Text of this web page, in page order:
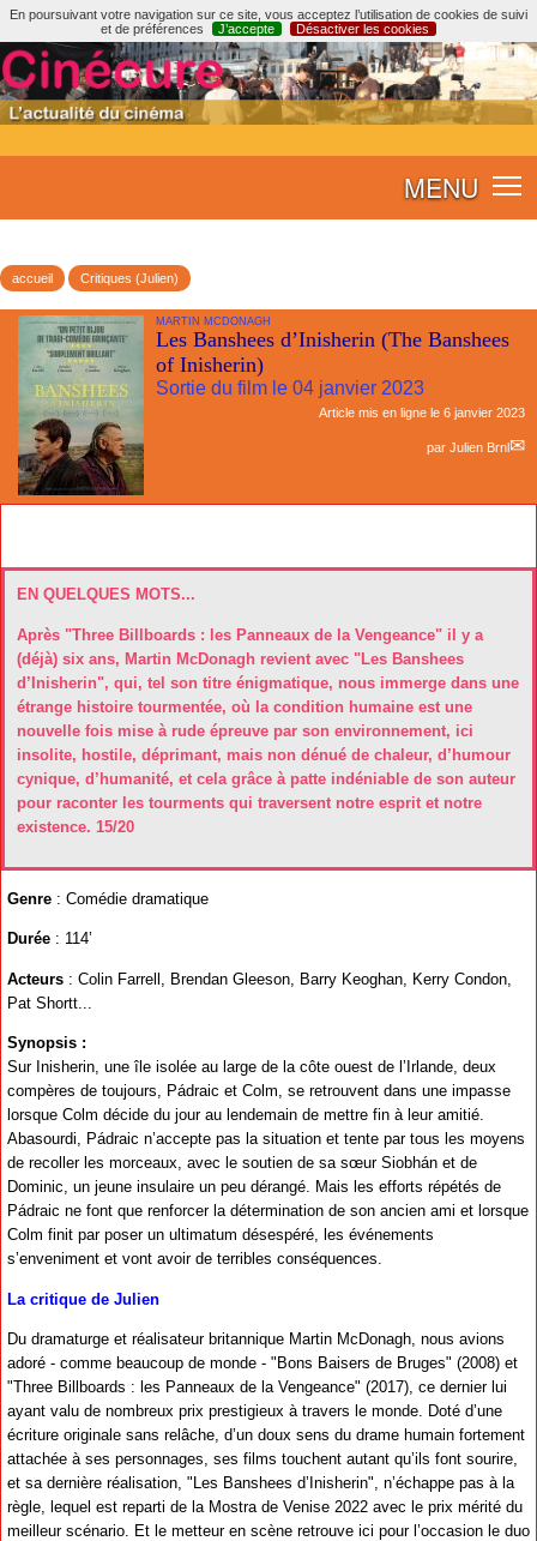
En poursuivant votre navigation sur ce site, vous acceptez l’utilisation de cookies de suivi
et de préférences
J’accepte Désactiver les cookies
MENU
accueil Critiques (Julien)
MARTIN MCDONAGH
Les Banshees d’Inisherin (The Banshees
of Inisherin)
Sortie du film le 04 janvier 2023
Article mis en ligne le 6 janvier 2023
par Julien Brnl
EN QUELQUES MOTS...
Après "Three Billboards : les Panneaux de la Vengeance" il y a
(déjà) six ans, Martin McDonagh revient avec "Les Banshees
d’Inisherin", qui, tel son titre énigmatique, nous immerge dans une
étrange histoire tourmentée, où la condition humaine est une
nouvelle fois mise à rude épreuve par son environnement, ici
insolite, hostile, déprimant, mais non dénué de chaleur, d’humour
cynique, d’humanité, et cela grâce à patte indéniable de son auteur
pour raconter les tourments qui traversent notre esprit et notre
existence. 15/20
Genre : Comédie dramatique
Durée : 114’
Acteurs : Colin Farrell, Brendan Gleeson, Barry Keoghan, Kerry Condon,
Pat Shortt...
Synopsis :
Sur Inisherin, une île isolée au large de la côte ouest de l’Irlande, deux
compères de toujours, Pádraic et Colm, se retrouvent dans une impasse
lorsque Colm décide du jour au lendemain de mettre fin à leur amitié.
Abasourdi, Pádraic n’accepte pas la situation et tente par tous les moyens
de recoller les morceaux, avec le soutien de sa sœur Siobhán et de
Dominic, un jeune insulaire un peu dérangé. Mais les efforts répétés de
Pádraic ne font que renforcer la détermination de son ancien ami et lorsque
Colm finit par poser un ultimatum désespéré, les événements
s’enveniment et vont avoir de terribles conséquences.
La critique de Julien
Du dramaturge et réalisateur britannique Martin McDonagh, nous avions
adoré - comme beaucoup de monde - "Bons Baisers de Bruges" (2008) et
"Three Billboards : les Panneaux de la Vengeance" (2017), ce dernier lui
ayant valu de nombreux prix prestigieux à travers le monde. Doté d’une
écriture originale sans relâche, d’un doux sens du drame humain fortement
attachée à ses personnages, ses films touchent autant qu’ils font sourire,
et sa dernière réalisation, "Les Banshees d’Inisherin", n’échappe pas à la
règle, lequel est reparti de la Mostra de Venise 2022 avec le prix mérité du
meilleur scénario. Et le metteur en scène retrouve ici pour l’occasion le duo